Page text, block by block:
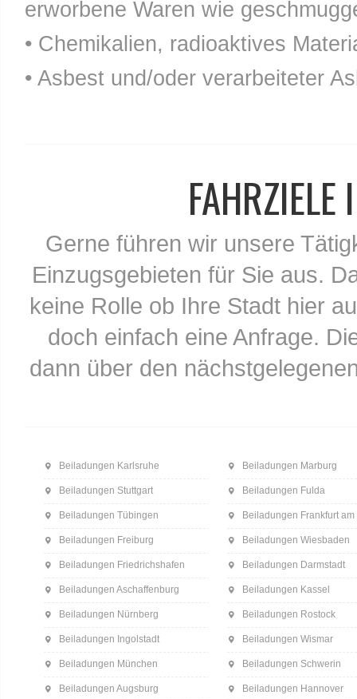
erworbene Waren wie
• Chemikalien, radioaktives
• Asbest und/oder verarbeiteter
Gerne führen wir unsere
Einzugsgebieten für Sie aus.
keine Rolle ob Ihre Stadt hier
doch einfach eine Anfrage.
dann über den
Beiladungen Karlsruhe
Beiladungen Stuttgart
Beiladungen Tübingen
Beiladungen Freiburg
Beiladungen Friedrichshafen
Beiladungen Aschaffenburg
Beiladungen Nürnberg
Beiladungen Ingolstadt
Beiladungen München
Beiladungen Augsburg
Beiladungen Marburg
Beiladungen Fulda
Beiladungen Frankfurt am
Beiladungen Wiesbaden
Beiladungen Darmstadt
Beiladungen Kassel
Beiladungen Rostock
Beiladungen Wismar
Beiladungen Schwerin
Beiladungen Hannover